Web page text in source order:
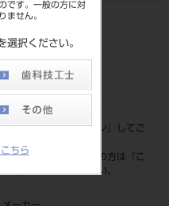
です。一般の方に対
ません。
選択ください。
ちら
品目コード
4560266486292
標準価格
価格の確認は『ログイン
』してご
ネット会員登録がまだの方は『
こ
ちら』より登録ください。